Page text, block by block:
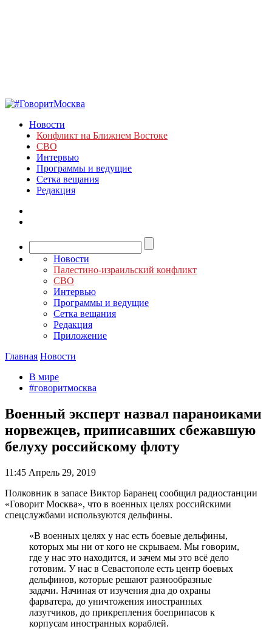
Новости
Конфликт на Ближнем Востоке
СВО
Интервью
Программы и ведущие
Сетка вещания
Редакция
Новости
Палестино-израильский конфликт
СВО
Интервью
Программы и ведущие
Сетка вещания
Редакция
Приложение
Главная Новости
В мире
#говоритмосква
Военный эксперт назвал параноиками
норвежцев, приписавших сбежавшую
белуху российскому флоту
11:45 Апрель 29, 2019
Полковник в запасе Виктор Баранец сообщил радиостанции
«Говорит Москва», что в военных целях российскими
спецслужбами используются дельфины.
«В военных целях у нас есть боевые дельфины,
которых мы ни от кого не скрываем. Мы говорим,
где у нас это находится, и зачем мы это всё дело
готовим. У нас в Севастополе есть центр боевых
дельфинов, которые решают разнообразные
задачи. Начиная от изучения дна до охраны
фарватера, до уничтожения иностранных
лазутчиков, до прикрепления боеприпасов к
корпусам иностранных кораблей.